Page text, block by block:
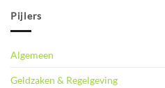
Pijlers
Algemeen
Geldzaken & Regelgeving